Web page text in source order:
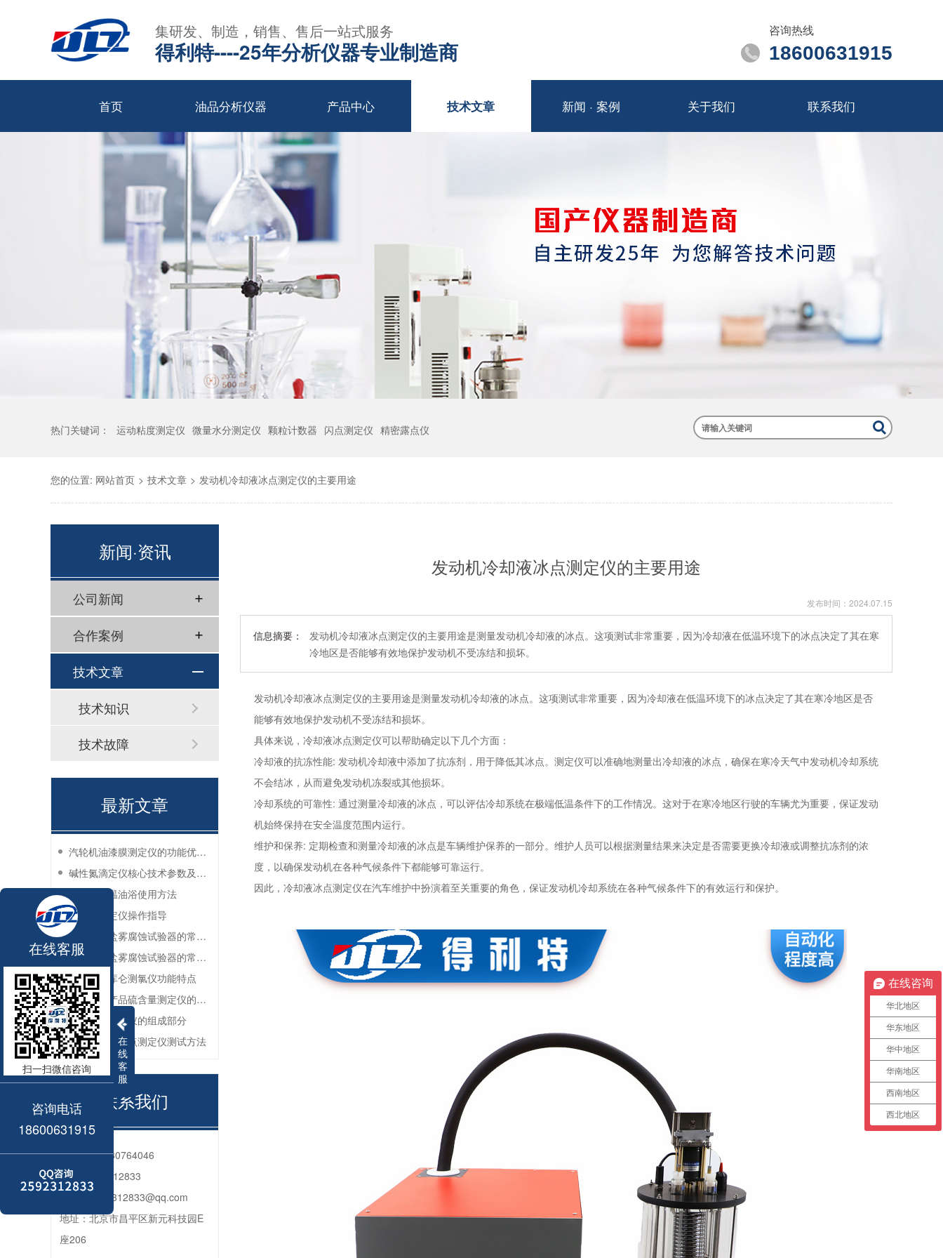
集研发、制造，销售、售后一站式服务
得利特----25年分析仪器专业制造商
咨询热线
18600631915
首页 油品分析仪器 产品中心 技术文章 新闻 · 案例 关于我们 联系我们
热门关键词： 运动粘度测定仪 微量水分测定仪 颗粒计数器 闪点测定仪 精密露点仪
您的位置: 网站首页 > 技术文章 > 发动机冷却液冰点测定仪的主要用途
发动机冷却液冰点测定仪的主要用途
发布时间： 2024.07.15
信息摘要：
发动机冷却液冰点测定仪的主要用途是测量发动机冷却液的冰点。这项测试非常重要，因为冷却液在低温环境下的冰点决定了其在寒
冷地区是否能够有效地保护发动机不受冻结和损坏。
发动机冷却液冰点测定仪的主要用途是测量发动机冷却液的冰点。这项测试非常重要，因为冷却液在低温环境下的冰点决定了其在寒冷地区是否
能够有效地保护发动机不受冻结和损坏。
具体来说，冷却液冰点测定仪可以帮助确定以下几个方面：
冷却液的抗冻性能: 发动机冷却液中添加了抗冻剂，用于降低其冰点。测定仪可以准确地测量出冷却液的冰点，确保在寒冷天气中发动机冷却系统
不会结冰，从而避免发动机冻裂或其他损坏。
冷却系统的可靠性: 通过测量冷却液的冰点，可以评估冷却系统在极端低温条件下的工作情况。这对于在寒冷地区行驶的车辆尤为重要，保证发动
机始终保持在安全温度范围内运行。
维护和保养: 定期检查和测量冷却液的冰点是车辆维护保养的一部分。维护人员可以根据测量结果来决定是否需要更换冷却液或调整抗冻剂的浓
度，以确保发动机在各种气候条件下都能够可靠运行。
因此，冷却液冰点测定仪在汽车维护中扮演着至关重要的角色，保证发动机冷却系统在各种气候条件下的有效运行和保护。
新闻·资讯
公司新闻
合作案例
技术文章
技术知识
技术故障
最新文章
汽轮机油漆膜测定仪的功能优势有哪些？
碱性氮滴定仪核心技术参数及应用说明
实验室恒温油浴使用方法
过滤性测定仪操作指导
防锈油脂盐雾腐蚀试验器的常见故障与解决方法
防锈油脂盐雾腐蚀试验器的常见故障与解决方法
全自动微库仑测氯仪功能特点
深色石油产品硫含量测定仪的工作环境要求
油品色度测定仪的组成部分
石油产品苯胺点测定仪测试方法
联系我们
电话：010-80764046
QQ：
2592312833
2592312833@qq.com
地址：北京市昌平区新元科技园E
座206
在
线
客
服
在线客服
扫一扫微信咨询
咨询电话
18600631915
在线咨询
华北地区
华东地区
华中地区
华南地区
西南地区
西北地区